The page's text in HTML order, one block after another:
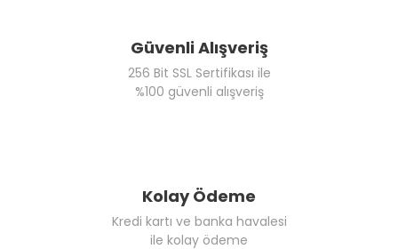
Güvenli Alışveriş
256 Bit SSL Sertifikası ile
%100 güvenli alışveriş
Kolay Ödeme
Kredi kartı ve banka havalesi
ile kolay ödeme